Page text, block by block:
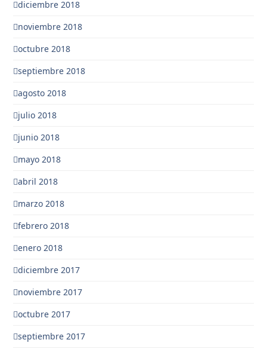
diciembre 2018
noviembre 2018
octubre 2018
septiembre 2018
agosto 2018
julio 2018
junio 2018
mayo 2018
abril 2018
marzo 2018
febrero 2018
enero 2018
diciembre 2017
noviembre 2017
octubre 2017
septiembre 2017